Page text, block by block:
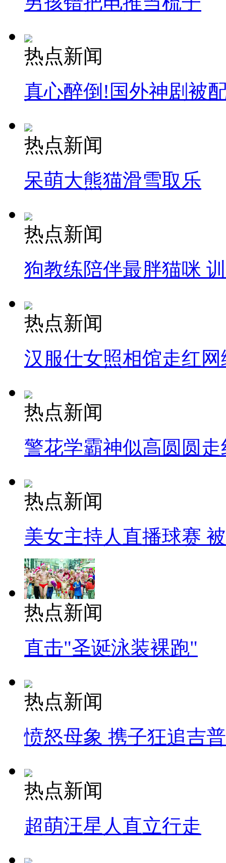
热点新闻
真心醉倒!国外神剧被
热点新闻
呆萌大熊猫滑雪取乐
热点新闻
狗教练陪伴最胖猫咪
热点新闻
汉服仕女照相馆走红网
热点新闻
警花学霸神似高圆圆走
热点新闻
美女主持人直播球赛
热点新闻
直击"圣诞泳装裸跑"
热点新闻
愤怒母象 携子狂追吉
热点新闻
超萌汪星人直立行走